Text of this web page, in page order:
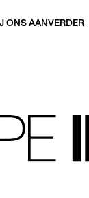
ONS AANVERDER